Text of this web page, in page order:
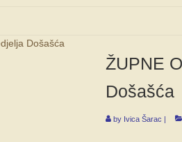
ŽUPNE
Došašća
by Ivica Šarac |